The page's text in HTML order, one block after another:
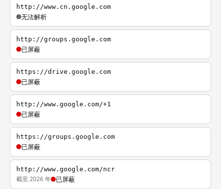
http://www.cn.google.com
无法解析
http://groups.google.com
已屏蔽
https://drive.google.com
已屏蔽
http://www.google.com/+1
已屏蔽
https://groups.google.com
已屏蔽
http://www.google.com/ncr
截至 2026 年 已屏蔽